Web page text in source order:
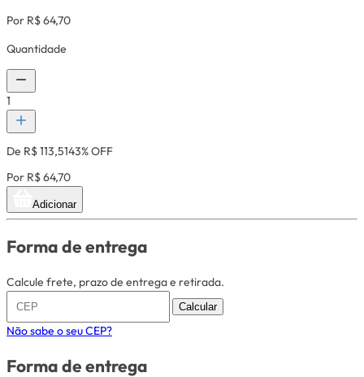
Por R$ 64,70
Quantidade
1
De R$ 113,5143% OFF
Por R$ 64,70
Adicionar
Forma de entrega
Calcule frete, prazo de entrega e retirada.
Calcular
Não sabe o seu CEP?
Forma de entrega